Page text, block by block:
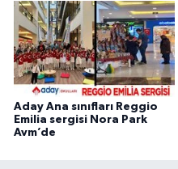
Aday Ana sınıfları Reggio
Emilia sergisi Nora Park
Avm’de